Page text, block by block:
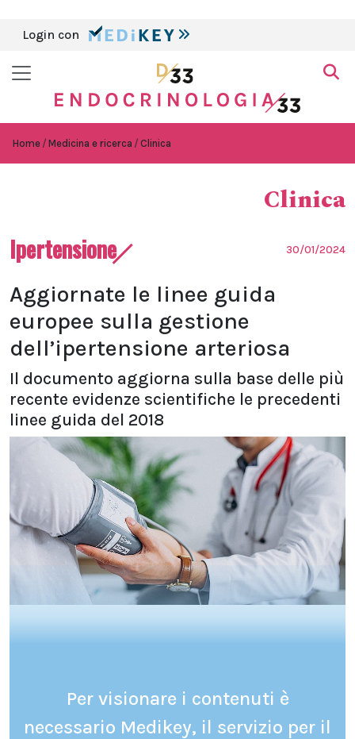
Login con
Home Medicina e ricerca Clinica
Clinica
Ipertensione 30/01/2024
Aggiornate le linee guida
europee sulla gestione
dell’ipertensione arteriosa
Il documento aggiorna sulla base delle più
recente evidenze scientifiche le precedenti
linee guida del 2018
Per visionare i contenuti è
necessario Medikey, il servizio per il